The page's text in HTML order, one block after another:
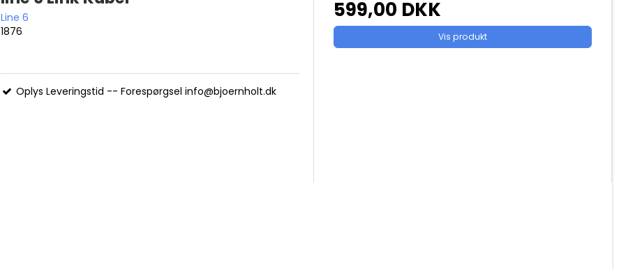
Line 6
1876
Oplys Leveringstid -- Forespørgsel info@bjoernholt.dk
599,00 DKK
Vis produkt